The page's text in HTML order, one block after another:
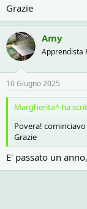
Grazie
Amy
Apprendista
10 Giugno 2025
Margherita^ ha
Povera!
Grazie
E' passato un